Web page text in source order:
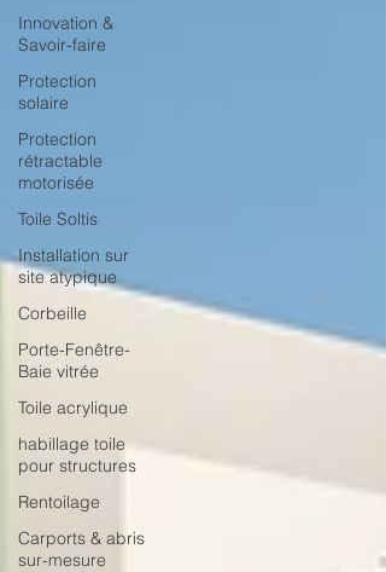
Innovation &
Savoir-faire
Protection
solaire
Protection
rétractable
motorisée
Toile Soltis
Installation sur
site atypique
Corbeille
Porte-Fenêtre-
Baie vitrée
Toile acrylique
habillage toile
pour structures
Rentoilage
Carports & abris
sur-mesure